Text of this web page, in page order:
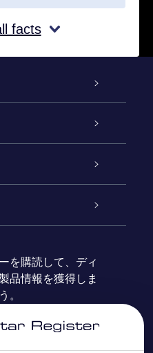
facts
Page
を購読して、ディ
品情報を獲得しま
。